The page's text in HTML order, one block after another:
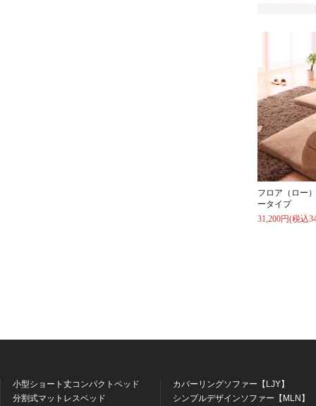
フロア（ロー
ータイプ
31,200円(税込
小型ショート丈コンパクトベッド
分割式マットレスベッド
カバーリングソファー【LJY】
シンプルデザインソファー【MLN】